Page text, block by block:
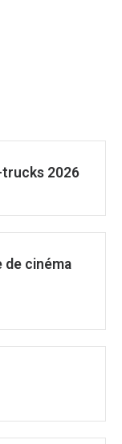
2026
de cinéma